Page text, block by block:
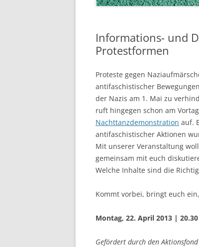
Informations- und
Protestformen
Proteste gegen
antifaschistischer
der Nazis am 1. Mai zu
ruft hingegen schon am
Nachttanzdemonstration auf.
antifaschistischer Aktionen
Mit unserer Veranstaltung
gemeinsam mit euch
Welche Inhalte sind die
Kommt vorbei, bringt euch
Montag, 22. April 2013 |
Gefördert durch den